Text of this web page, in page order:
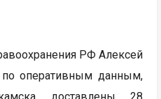
РФ Алексей
по оперативным данным,